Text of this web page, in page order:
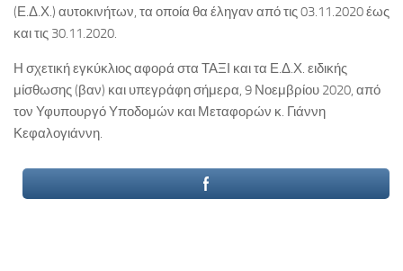
(Ε.Δ.Χ.) αυτοκινήτων, τα οποία θα έληγαν από τις 03.11.2020 έως
και τις 30.11.2020.
Η σχετική εγκύκλιος αφορά στα ΤΑΞΙ και τα Ε.Δ.Χ. ειδικής
μίσθωσης (βαν) και υπεγράφη σήμερα, 9 Νοεμβρίου 2020, από
τον Υφυπουργό Υποδομών και Μεταφορών κ. Γιάννη
Κεφαλογιάννη.